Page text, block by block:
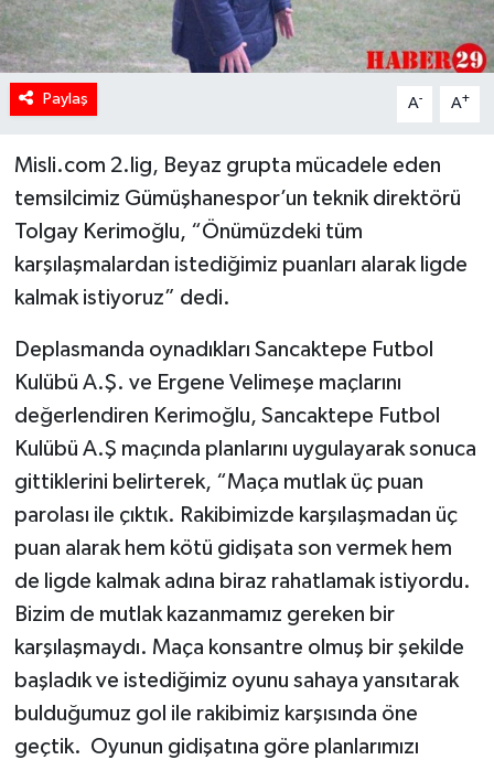
Paylaş A- A+
Misli.com 2.lig, Beyaz grupta mücadele eden
temsilcimiz Gümüşhanespor’un teknik direktörü
Tolgay Kerimoğlu, “Önümüzdeki tüm
karşılaşmalardan istediğimiz puanları alarak ligde
kalmak istiyoruz” dedi.
Deplasmanda oynadıkları Sancaktepe Futbol
Kulübü A.Ş. ve Ergene Velimeşe maçlarını
değerlendiren Kerimoğlu, Sancaktepe Futbol
Kulübü A.Ş maçında planlarını uygulayarak sonuca
gittiklerini belirterek, “Maça mutlak üç puan
parolası ile çıktık. Rakibimizde karşılaşmadan üç
puan alarak hem kötü gidişata son vermek hem
de ligde kalmak adına biraz rahatlamak istiyordu.
Bizim de mutlak kazanmamız gereken bir
karşılaşmaydı. Maça konsantre olmuş bir şekilde
başladık ve istediğimiz oyunu sahaya yansıtarak
bulduğumuz gol ile rakibimiz karşısında öne
geçtik. Oyunun gidişatına göre planlarımızı